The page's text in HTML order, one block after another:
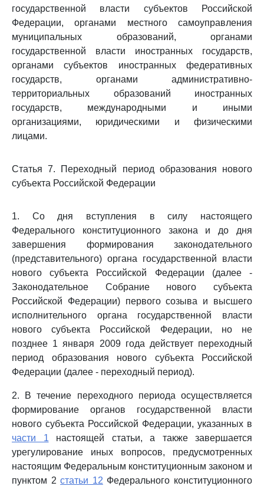
государственной власти субъектов Российской
Федерации, органами местного самоуправления
муниципальных образований, органами
государственной власти иностранных государств,
органами субъектов иностранных федеративных
государств, органами административно-
территориальных образований иностранных
государств, международными и иными
организациями, юридическими и физическими
лицами.
Статья 7. Переходный период образования нового
субъекта Российской Федерации
1. Со дня вступления в силу настоящего
Федерального конституционного закона и до дня
завершения формирования законодательного
(представительного) органа государственной власти
нового субъекта Российской Федерации (далее -
Законодательное Собрание нового субъекта
Российской Федерации) первого созыва и высшего
исполнительного органа государственной власти
нового субъекта Российской Федерации, но не
позднее 1 января 2009 года действует переходный
период образования нового субъекта Российской
Федерации (далее - переходный период).
2. В течение переходного периода осуществляется
формирование органов государственной власти
нового субъекта Российской Федерации, указанных в
части 1 настоящей статьи, а также завершается
урегулирование иных вопросов, предусмотренных
настоящим Федеральным конституционным законом и
пунктом 2статьи 12 Федерального конституционного